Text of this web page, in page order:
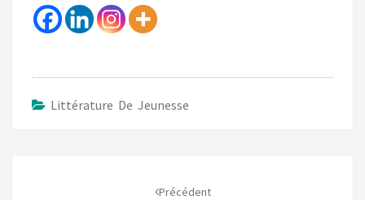
Littérature De Jeunesse
Précédent